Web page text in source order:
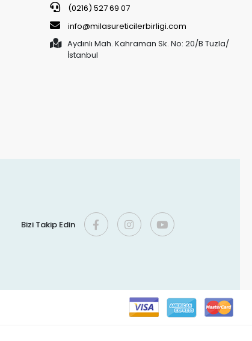
(0216) 527 69 07
info@milasureticilerbirligi.com
Aydınlı Mah. Kahraman Sk. No: 20/B Tuzla/
İstanbul
Bizi Takip Edin